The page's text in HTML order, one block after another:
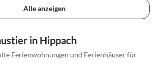
Alle anzeigen
in Hippach
Ferienwohnungen und Ferienhäuser für